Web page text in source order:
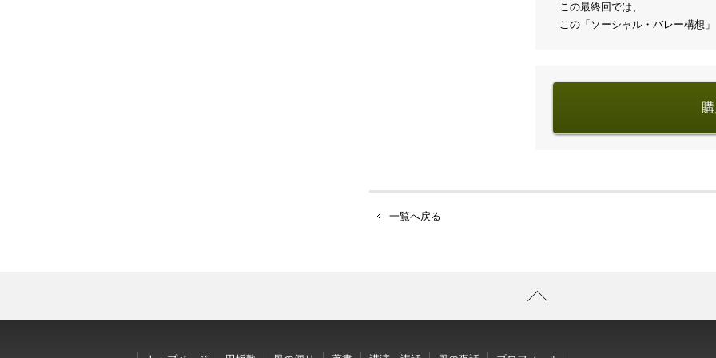
この最終回では、
この「ソーシャル・バレー構想
一覧へ戻る